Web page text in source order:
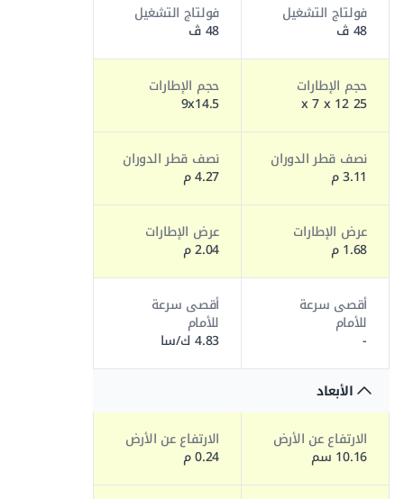
فولتاج التشغيل
48 ڤ
فولتاج التشغيل
48 ڤ
حجم الإطارات
25 x 7 x 12
حجم الإطارات
9x14.5
نصف قطر الدوران
3.11 م
نصف قطر الدوران
4.27 م
عرض الإطارات
1.68 م
عرض الإطارات
2.04 م
أقصى سرعة
للأمام
-
أقصى سرعة
للأمام
4.83 ك/سا
الأبعاد
الارتفاع عن الأرض
10.16 سم
الارتفاع عن الأرض
0.24 م